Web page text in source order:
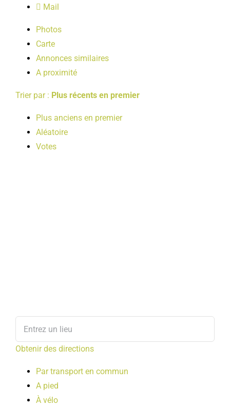
LOISIRS
PUBLICATIONS
Mail
Photos
Carte
Annonces similaires
A proximité
Trier par : Plus récents en premier
Plus anciens en premier
Aléatoire
Votes
Obtenir des directions
Par transport en commun
A pied
À vélo